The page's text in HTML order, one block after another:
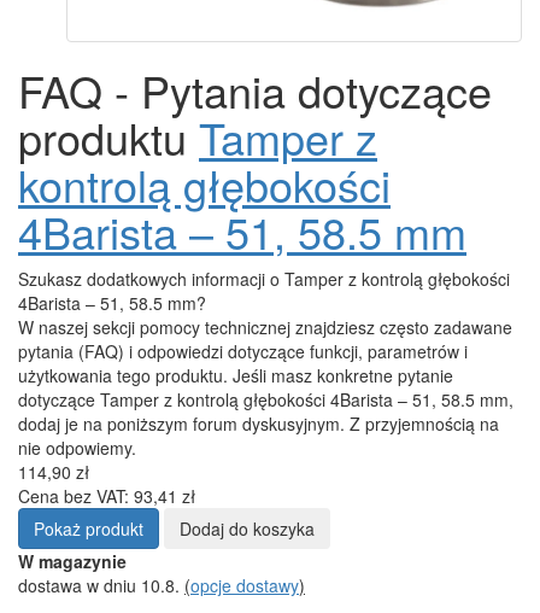
FAQ - Pytania dotyczące
produktu Tamper z
kontrolą głębokości
4Barista – 51, 58.5 mm
Szukasz dodatkowych informacji o Tamper z kontrolą głębokości
4Barista – 51, 58.5 mm?
W naszej sekcji pomocy technicznej znajdziesz często zadawane
pytania (FAQ) i odpowiedzi dotyczące funkcji, parametrów i
użytkowania tego produktu. Jeśli masz konkretne pytanie
dotyczące Tamper z kontrolą głębokości 4Barista – 51, 58.5 mm,
dodaj je na poniższym forum dyskusyjnym. Z przyjemnością na
nie odpowiemy.
114,90 zł
Cena bez VAT: 93,41 zł
Pokaż produkt
Dodaj do koszyka
W magazynie
dostawa w dniu 10.8. (opcje dostawy)